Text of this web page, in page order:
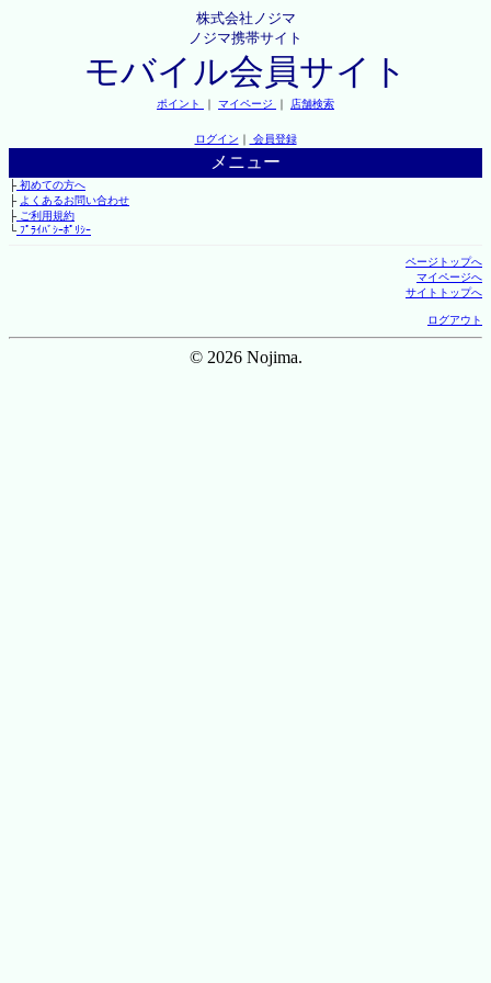
株式会社ノジマ
ノジマ携帯サイト
モバイル会員サイト
ポイント ｜ マイページ ｜ 店舗検索
ログイン ｜ 会員登録
メニュー
├初めての方へ
├ よくあるお問い合わせ
├ご利用規約
└ﾌﾟﾗｲﾊﾞｼｰﾎﾟﾘｼｰ
ページトップへ
マイページへ
サイトトップへ
ログアウト
© 2026 Nojima.